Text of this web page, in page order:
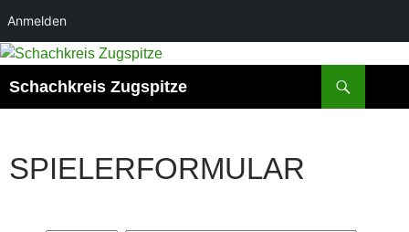
Anmelden
Schachkreis Zugspitze
SPIELERFORMULAR